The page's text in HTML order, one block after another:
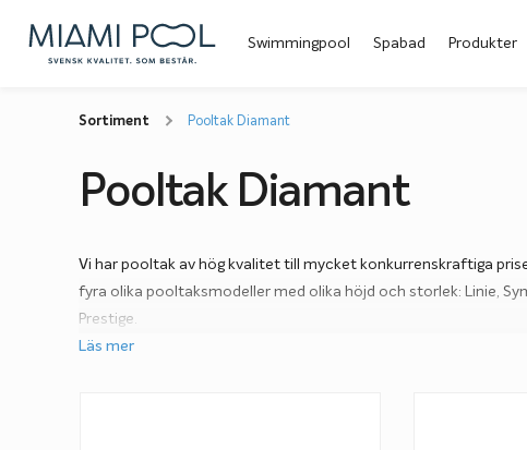
Swimmingpool Spabad Produkter
Sortiment Pooltak Diamant
Pooltak Diamant
Vi har pooltak av hög kvalitet till mycket konkurrenskraftiga
fyra olika pooltaksmodeller med olika höjd och storlek: Linie,
Prestige.
Läs mer